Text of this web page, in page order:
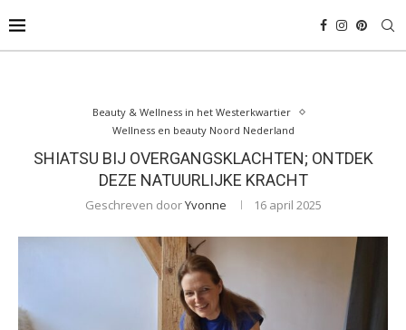
Beauty & Wellness in het Westerkwartier
Wellness en beauty Noord Nederland
SHIATSU BIJ OVERGANGSKLACHTEN; ONTDEK
DEZE NATUURLIJKE KRACHT
Geschreven doorYvonne 16 april 2025